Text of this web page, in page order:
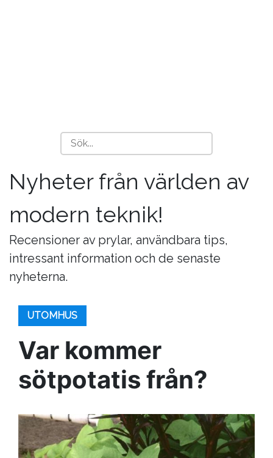
Nyheter från världen av
modern teknik!
Recensioner av prylar, användbara tips,
intressant information och de senaste
nyheterna.
UTOMHUS
Var kommer
sötpotatis från?